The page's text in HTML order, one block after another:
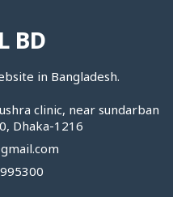
BD
in Bangladesh.
clinic, near sundarban
Dhaka-1216